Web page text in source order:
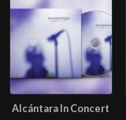
Alcántara In Concert